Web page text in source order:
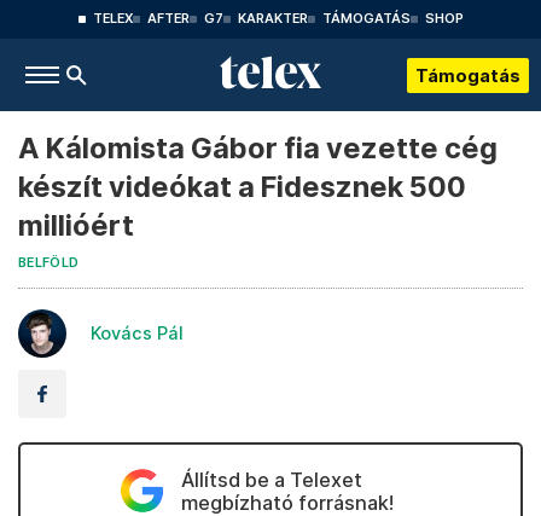
TELEX AFTER G7 KARAKTER TÁMOGATÁS SHOP
Támogatás
A Kálomista Gábor fia vezette cég
készít videókat a Fidesznek 500
millióért
BELFÖLD
Kovács Pál
Állítsd be a Telexet
megbízható forrásnak!